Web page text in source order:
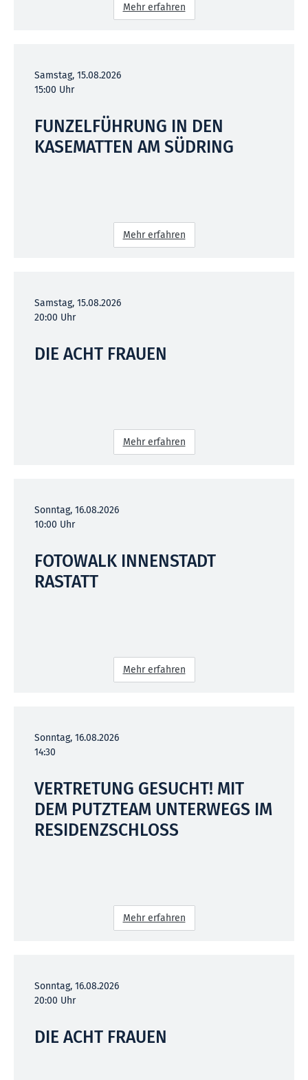
Mehr erfahren
Samstag, 15.08.2026
15:00 Uhr
FUNZELFÜHRUNG IN DEN
KASEMATTEN AM SÜDRING
Mehr erfahren
Samstag, 15.08.2026
20:00 Uhr
DIE ACHT FRAUEN
Mehr erfahren
Sonntag, 16.08.2026
10:00 Uhr
FOTOWALK INNENSTADT
RASTATT
Mehr erfahren
Sonntag, 16.08.2026
14:30
VERTRETUNG GESUCHT! MIT
DEM PUTZTEAM UNTERWEGS IM
RESIDENZSCHLOSS
Mehr erfahren
Sonntag, 16.08.2026
20:00 Uhr
DIE ACHT FRAUEN